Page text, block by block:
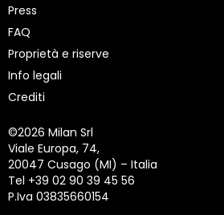
Press
FAQ
Proprietà e riserve
Info legali
Crediti
©2026 Milan Srl
Viale Europa, 74,
20047 Cusago (MI) – Italia
Tel +39 02 90 39 45 56
P.Iva 03835660154